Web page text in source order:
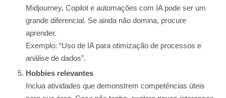
Midjourney, Copilot e automações com IA pode ser um
grande diferencial. Se ainda não domina, procure
aprender.
Exemplo: “Uso de IA para otimização de processos e
análise de dados”.
Hobbies relevantes
Inclua atividades que demonstrem competências úteis